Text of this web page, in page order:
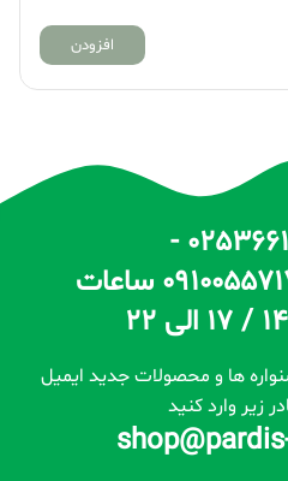
افزودن
تلفن تماس : 02536617512 -
09126527173 - 09100557173 ساعات
ها و محصولات جدید ایمیل
زیر وارد کنید